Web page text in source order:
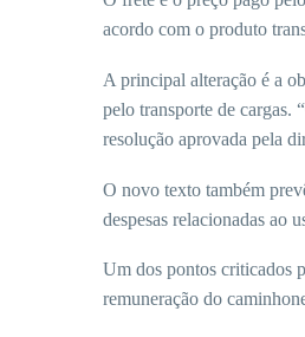
acordo com o produto
A principal alteração é a
pelo transporte de cargas.
resolução aprovada pela
O novo texto também
despesas relacionadas ao
Um dos pontos criticados
remuneração do